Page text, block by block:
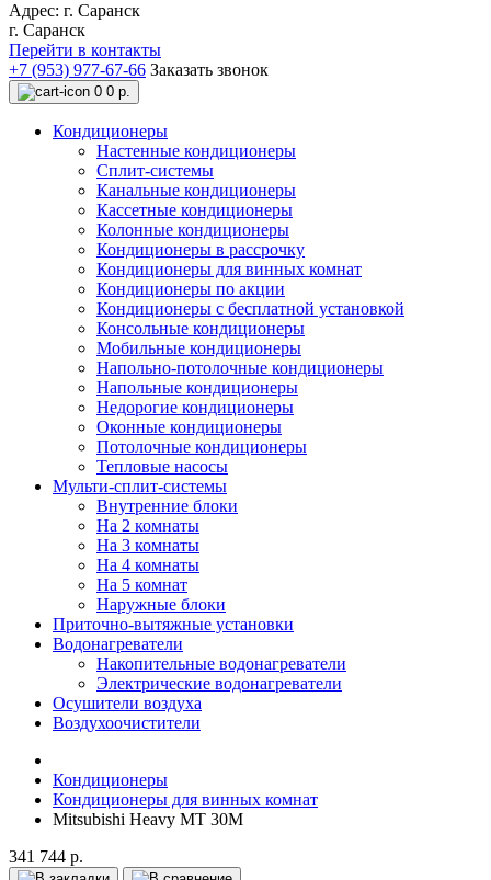
Адрес: г. Саранск
г. Саранск
Перейти в контакты
+7 (953) 977-67-66 Заказать звонок
0 0 р.
Кондиционеры
Настенные кондиционеры
Сплит-системы
Канальные кондиционеры
Кассетные кондиционеры
Колонные кондиционеры
Кондиционеры в рассрочку
Кондиционеры для винных комнат
Кондиционеры по акции
Кондиционеры с бесплатной установкой
Консольные кондиционеры
Мобильные кондиционеры
Напольно-потолочные кондиционеры
Напольные кондиционеры
Недорогие кондиционеры
Оконные кондиционеры
Потолочные кондиционеры
Тепловые насосы
Мульти-сплит-системы
Внутренние блоки
На 2 комнаты
На 3 комнаты
На 4 комнаты
На 5 комнат
Наружные блоки
Приточно-вытяжные установки
Водонагреватели
Накопительные водонагреватели
Электрические водонагреватели
Осушители воздуха
Воздухоочистители
Кондиционеры
Кондиционеры для винных комнат
Mitsubishi Heavy MT 30M
341 744 р.